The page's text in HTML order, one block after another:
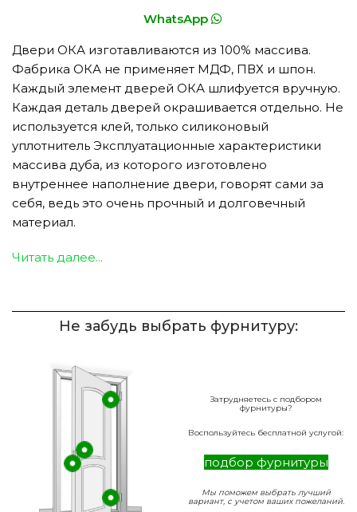
WhatsApp
Двери ОКА изготавливаются из 100% массива.
Фабрика ОКА не применяет МДФ, ПВХ и шпон.
Каждый элемент дверей ОКА шлифуется вручную.
Каждая деталь дверей окрашивается отдельно. Не
используется клей, только силиконовый
уплотнитель Эксплуатационные характеристики
массива дуба, из которого изготовлено
внутреннее наполнение двери, говорят сами за
себя, ведь это очень прочный и долговечный
материал.
Читать далее...
Не забудь выбрать фурнитуру:
Затрудняетесь с подбором
фурнитуры?
Воспользуйтесь бесплатной услугой:
подбор фурнитуры
Мы поможем выбрать лучший
вариант, с учетом ваших пожеланий.